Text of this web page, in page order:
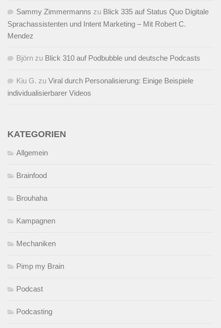
Sammy Zimmermanns zu Blick 335 auf Status Quo Digitale
Sprachassistenten und Intent Marketing – Mit Robert C.
Mendez
Björn zu Blick 310 auf Podbubble und deutsche Podcasts
Kiu G. zu Viral durch Personalisierung: Einige Beispiele
individualisierbarer Videos
KATEGORIEN
Allgemein
Brainfood
Brouhaha
Kampagnen
Mechaniken
Pimp my Brain
Podcast
Podcasting